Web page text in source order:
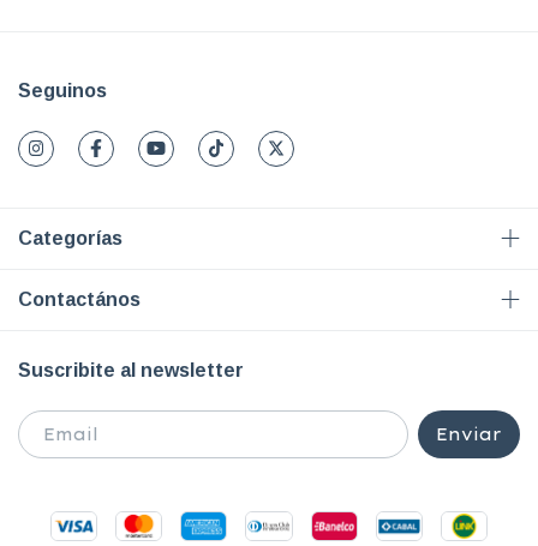
Seguinos
Categorías
Contactános
Suscribite al newsletter